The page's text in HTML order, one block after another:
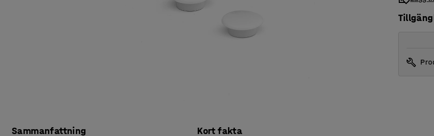
Sammanfattning Kort fakta